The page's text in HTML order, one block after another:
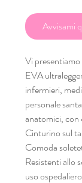
Avvisami
Vi
EVA
infermieri,
personale
anatomici, con
Cinturino sul
Comoda
Resistenti allo
uso